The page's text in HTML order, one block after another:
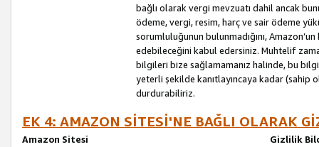
bağlı olarak vergi mevzuatı dahil ancak
ödeme, vergi, resim, harç ve sair ödeme
sorumluluğunun bulunmadığını,
edebileceğini kabul edersiniz. Muhtelif
bilgileri bize sağlamamanız halinde, bu
yeterli şekilde kanıtlayıncaya kadar
durdurabiliriz.
EK 4: AMAZON SİTESİ'NE BAĞLI OLARAK
Amazon Sitesi
Gizlilik